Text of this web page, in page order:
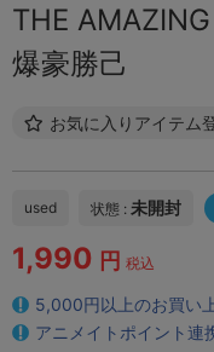
THE
爆豪勝己
お気に入りアイテム
used 状態 : 未開封
1,990 円 税込
5,000円以上のお買い
アニメイトポイント連